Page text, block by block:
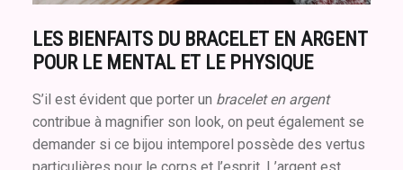
LES BIENFAITS DU BRACELET EN ARGENT
POUR LE MENTAL ET LE PHYSIQUE
S’il est évident que porter un bracelet en argent
contribue à magnifier son look, on peut également se
demander si ce bijou intemporel possède des vertus